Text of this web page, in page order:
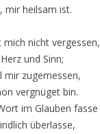
mir heilsam ist.
nicht vergessen,
und Sinn;
mir zugemessen,
vergnüget bin.
im Glauben fasse
überlasse,